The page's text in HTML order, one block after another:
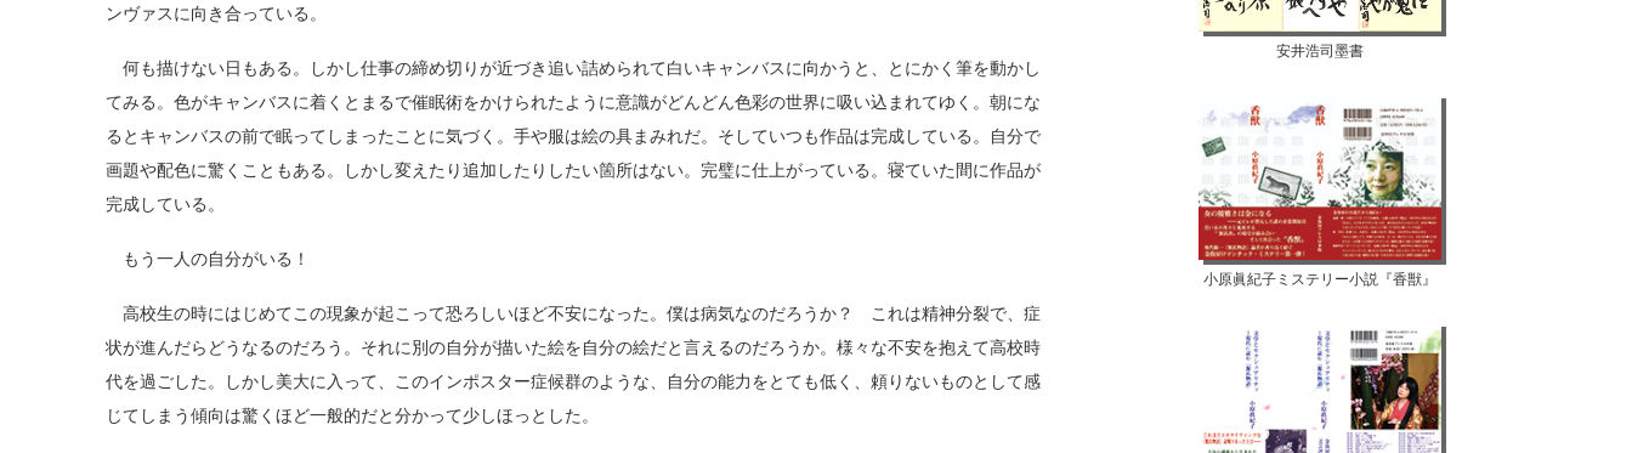
ンヴァスに向き合っている。
何も描けない日もある。しかし仕事の締め切りが近づき追い詰められて白いキャンバスに向かうと、とにかく筆を動かし
てみる。色がキャンバスに着くとまるで催眠術をかけられたように意識がどんどん色彩の世界に吸い込まれてゆく。朝にな
るとキャンバスの前で眠ってしまったことに気づく。手や服は絵の具まみれだ。そしていつも作品は完成している。自分で
画題や配色に驚くこともある。しかし変えたり追加したりしたい箇所はない。完璧に仕上がっている。寝ていた間に作品が
完成している。
もう一人の自分がいる！
高校生の時にはじめてこの現象が起こって恐ろしいほど不安になった。僕は病気なのだろうか？ これは精神分裂で、症
状が進んだらどうなるのだろう。それに別の自分が描いた絵を自分の絵だと言えるのだろうか。様々な不安を抱えて高校時
代を過ごした。しかし美大に入って、このインポスター症候群のような、自分の能力をとても低く、頼りないものとして感
じてしまう傾向は驚くほど一般的だと分かって少しほっとした。
安井浩司墨書
小原眞紀子ミステリー小説『香獣』